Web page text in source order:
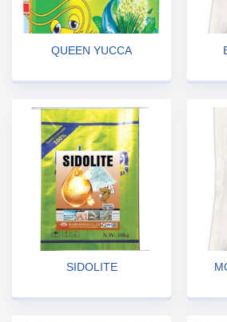
QUEEN YUCCA
SIDOLITE